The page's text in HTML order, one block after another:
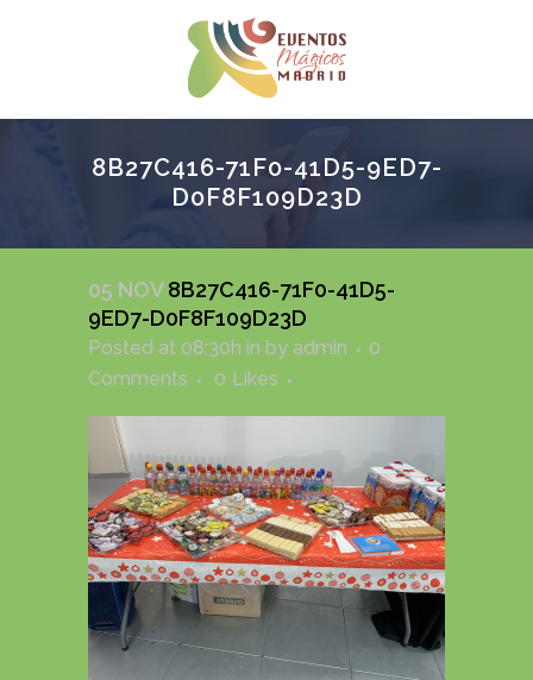
8B27C416-71F0-41D5-9ED7-
D0F8F109D23D
05 NOV8B27C416-71F0-41D5-
9ED7-D0F8F109D23D
Posted at 08:30h in by admin
0
Comments
0 Likes